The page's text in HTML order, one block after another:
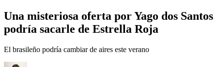
Una misteriosa oferta por Yago dos Santos
podría sacarle de Estrella Roja
El brasileño podría cambiar de aires este verano